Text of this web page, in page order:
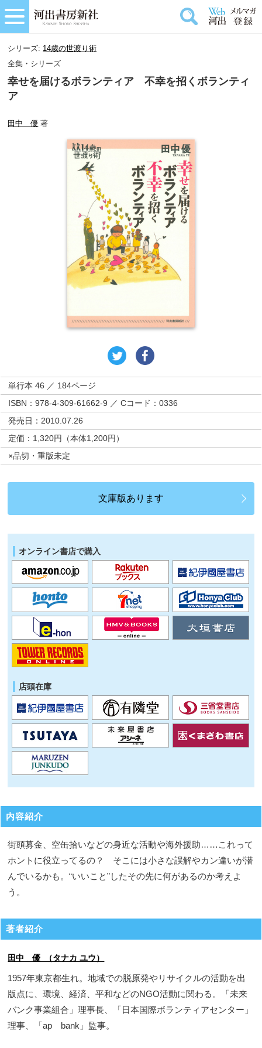
シリーズ: 14歳の世渡り術
全集・シリーズ
幸せを届けるボランティア 不幸を招くボランティ
ア
田中 優 著
単行本 46 ／ 184ページ
ISBN：978-4-309-61662-9 ／ Cコード：0336
発売日：2010.07.26
定価：1,320円（本体1,200円）
×品切・重版未定
文庫版あります
オンライン書店で購入
店頭在庫
内容紹介
街頭募金、空缶拾いなどの身近な活動や海外援助……これって
ホントに役立ってるの？ そこには小さな誤解やカン違いが潜
んでいるかも。“いいこと”したその先に何があるのか考えよ
う。
著者紹介
田中 優 （タナカ ユウ）
1957年東京都生れ。地域での脱原発やリサイクルの活動を出
版点に、環境、経済、平和などのNGO活動に関わる。「未来
バンク事業組合」理事長、「日本国際ボランティアセンター」
理事、「ap bank」監事。